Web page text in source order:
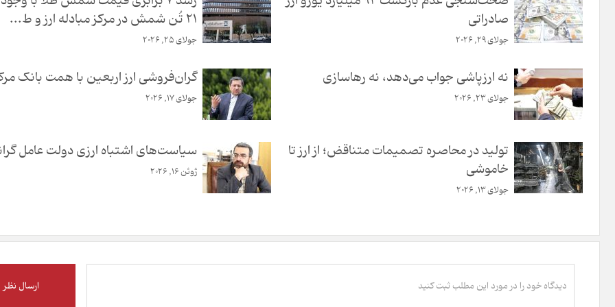
صادراتی
جولای 29, 2026
۲۱ تُن شمش در مرکز مبادله ارز و ط...
جولای 25, 2026
نه ارزپاشی جواب می‌دهد، نه رهاسازی
جولای 23, 2026
گران‌فروشی ارز اربعین با همت بانک
جولای 17, 2026
تولید در محاصره تصمیمات متناقض؛ از ارز تا
خاموشی
جولای 13, 2026
سیاست‌های اشتباه ارزی دولت عامل
ژوئن 16, 2026